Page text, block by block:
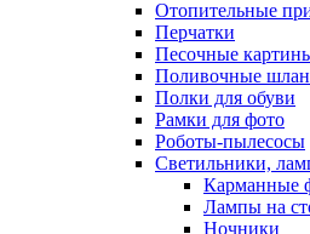
Отопительные
Перчатки
Песочные
Поливочные
Полки для обуви
Рамки для фото
Роботы-пылесосы
Светильники,
Карманные
Лампы на
Ночники